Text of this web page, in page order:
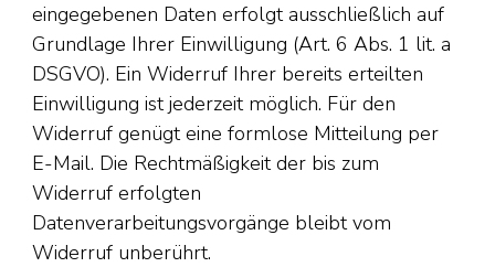
eingegebenen Daten erfolgt ausschließlich auf
Grundlage Ihrer Einwilligung (Art. 6 Abs. 1 lit. a
DSGVO). Ein Widerruf Ihrer bereits erteilten
Einwilligung ist jederzeit möglich. Für den
Widerruf genügt eine formlose Mitteilung per
E-Mail. Die Rechtmäßigkeit der bis zum
Widerruf erfolgten
Datenverarbeitungsvorgänge bleibt vom
Widerruf unberührt.